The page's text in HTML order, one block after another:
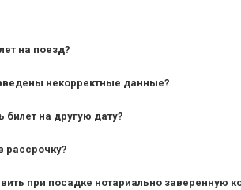
на поезд?
некорректные данные?
билет на другую дату?
рассрочку?
при посадке нотариально заверенную